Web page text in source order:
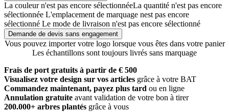
La couleur n'est pas encore sélectionnéeLa quantité n'est pas encore
sélectionnée L'emplacement de marquage nest pas encore
sélectionné Le mode de livraison n'est pas encore sélectionné
Demande de devis sans engagement
Vous pouvez importer votre logo lorsque vous êtes dans votre panier
Les échantillons sont toujours livrés sans marquage
Frais de port gratuits à partir de € 500
Visualisez votre design sur vos articles grâce à votre BAT
Commandez maintenant, payez plus tard ou en ligne
Annulation gratuite avant validation de votre bon à tirer
200.000+ arbres plantés grâce à vous